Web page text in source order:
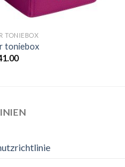
TONIEBOX
toniebox